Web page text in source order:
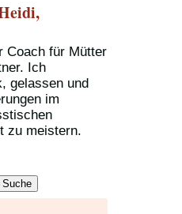
Coach für Mütter
Ich
gelassen und
im
zu meistern.